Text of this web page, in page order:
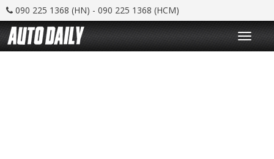
090 225 1368 (HN) - 090 225 1368 (HCM)
T
o
g